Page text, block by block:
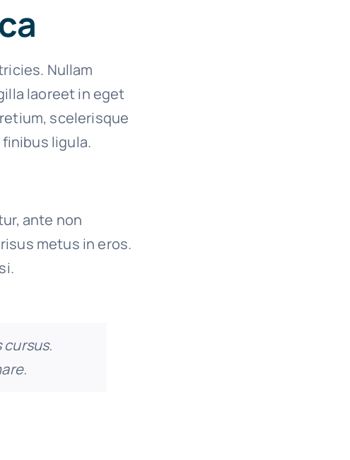
Nullam
laoreet in eget
scelerisque
ligula.
ante non
metus in eros.